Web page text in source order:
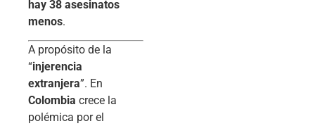
hay 38 asesinatos
menos.
A propósito de la
“injerencia
extranjera”. En
Colombia crece la
polémica por el